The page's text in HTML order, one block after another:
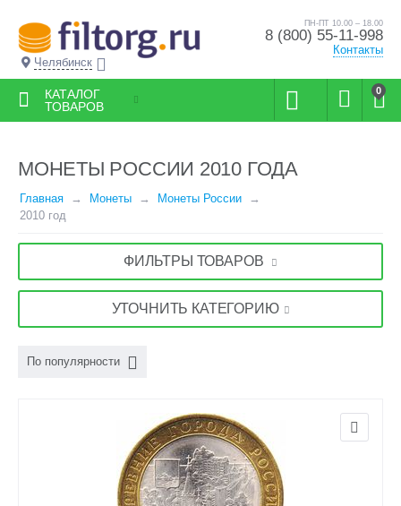
Челябинск
ПН-ПТ 10.00 – 18.00
8 (800) 55-11-998
Контакты
0
КАТАЛОГ
ТОВАРОВ
МОНЕТЫ РОССИИ 2010 ГОДА
Главная Монеты
Монеты России
2010 год
ФИЛЬТРЫ ТОВАРОВ
УТОЧНИТЬ КАТЕГОРИЮ
По популярности